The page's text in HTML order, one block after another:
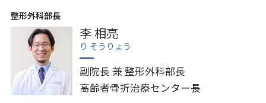
整形外科部長
李 相亮
り そうりょう
副院長 兼整形外科部長
高齢者骨折治療センター長